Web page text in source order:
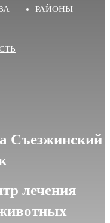
РАЙОНЫ
Съезжинский
лечения